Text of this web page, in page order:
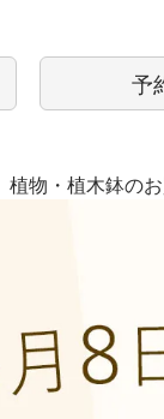
予
植物・植木鉢の